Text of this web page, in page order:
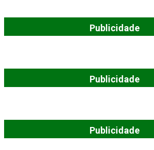
Publicidade
Publicidade
Publicidade